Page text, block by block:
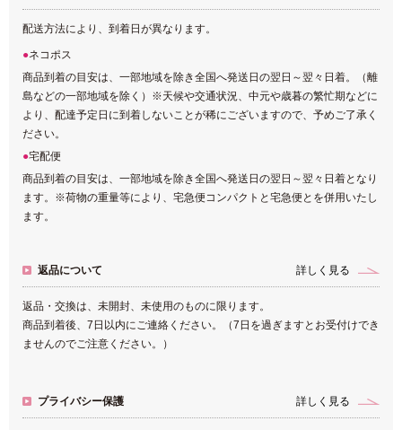
配送方法により、到着日が異なります。
ネコポス
商品到着の目安は、一部地域を除き全国へ発送日の翌日～翌々日着。（離
島などの一部地域を除く）※天候や交通状況、中元や歳暮の繁忙期などに
より、配達予定日に到着しないことが稀にございますので、予めご了承く
ださい。
宅配便
商品到着の目安は、一部地域を除き全国へ発送日の翌日～翌々日着となり
ます。※荷物の重量等により、宅急便コンパクトと宅急便とを併用いたし
ます。
返品について 詳しく見る
返品・交換は、未開封、未使用のものに限ります。
商品到着後、7日以内にご連絡ください。（7日を過ぎますとお受付けでき
ませんのでご注意ください。）
プライバシー保護 詳しく見る